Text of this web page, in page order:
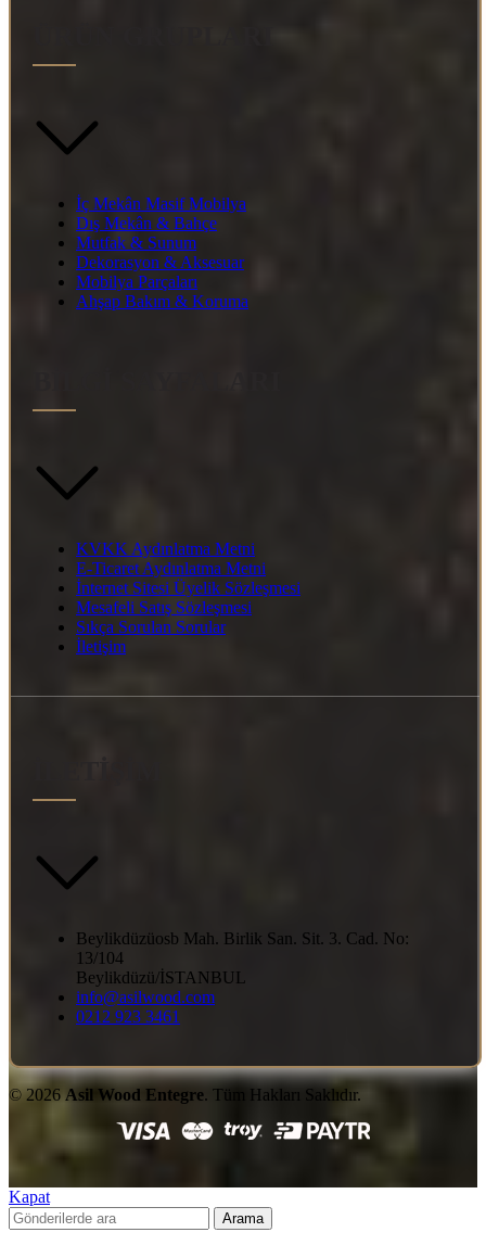
İç Mekân Masif Mobilya
Dış Mekân & Bahçe
Mutfak & Sunum
Dekorasyon & Aksesuar
Mobilya Parçaları
Ahşap Bakım & Koruma
KVKK Aydınlatma Metni
E-Ticaret Aydınlatma Metni
İnternet Sitesi Üyelik Sözleşmesi
Mesafeli Satış Sözleşmesi
Sıkça Sorulan Sorular
İletişim
Beylikdüzüosb Mah. Birlik San. Sit. 3. Cad. No:
13/104
Beylikdüzü/İSTANBUL
info@asilwood.com
0212 923 3461
© 2026 Asil Wood Entegre. Tüm Hakları Saklıdır.
Kapat
Arama